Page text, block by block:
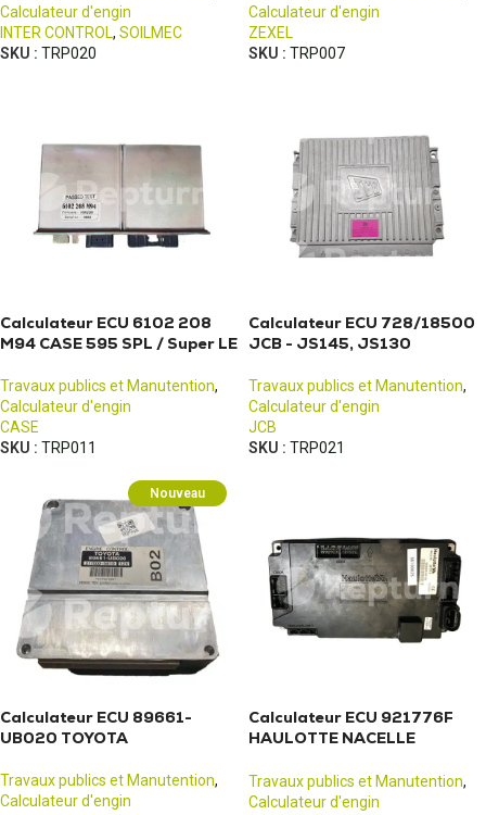
Calculateur d'engin
INTER CONTROL, SOILMEC
SKU : TRP020
Calculateur d'engin
ZEXEL
SKU : TRP007
Calculateur ECU 6102 208
M94 CASE 595 SPL / Super LE
Travaux publics et Manutention,
Calculateur d'engin
CASE
SKU : TRP011
Calculateur ECU 728/18500
JCB - JS145, JS130
Travaux publics et Manutention,
Calculateur d'engin
JCB
SKU : TRP021
Nouveau
Calculateur ECU 89661-
UB020 TOYOTA
Travaux publics et Manutention,
Calculateur d'engin
Calculateur ECU 921776F
HAULOTTE NACELLE
Travaux publics et Manutention,
Calculateur d'engin